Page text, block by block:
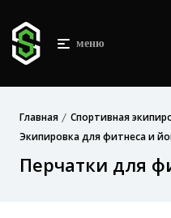
меню
Главная
Спортивная
Экипировка для фитнеса и
Перчатки для